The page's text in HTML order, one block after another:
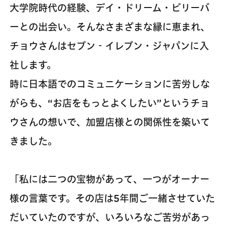
大学院時代の経験、デイ・ドリーム・ビリーバ
ーとの出会い。そんなさまざまな縁に恵まれ、
チョウさんはセブン‐イレブン・ジャパンに入
社します。
時に日本語でのコミュニケーションに苦労しな
がらも、“お店をもっとよくしたい”というチョ
ウさんの想いで、加盟店様との関係性を築いて
きました。
「私には二つの宝物があって、一つがオーナー
様の言葉です。その店は5年間ご一緒させていた
だいていたのですが、いろいろなご苦労があっ